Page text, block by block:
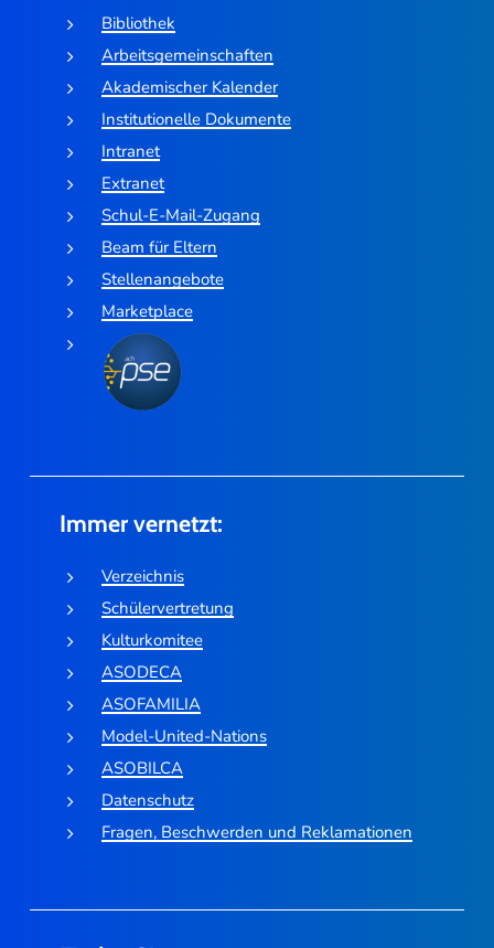
Bibliothek
Arbeitsgemeinschaften
Akademischer Kalender
Institutionelle Dokumente
Intranet
Extranet
Schul-E-Mail-Zugang
Beam für Eltern
Stellenangebote
Marketplace
Immer vernetzt:
Verzeichnis
Schülervertretung
Kulturkomitee
ASODECA
ASOFAMILIA
Model-United-Nations
ASOBILCA
Datenschutz
Fragen, Beschwerden und Reklamationen